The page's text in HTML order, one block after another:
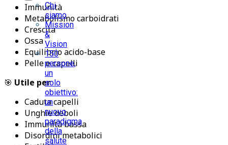
Chi
siamo
Mission
&
Vision
150
persone,
un
solo
obiettivo:
un
nuovo
paradigma
della
salute
Immunità
Metabolismo carboidrati
Crescita
Ossa
Equilibrio acido-base
Pelle e capelli
🎯 Utile per
Caduta capelli
Unghie deboli
Immunità bassa
Disordini metabolici